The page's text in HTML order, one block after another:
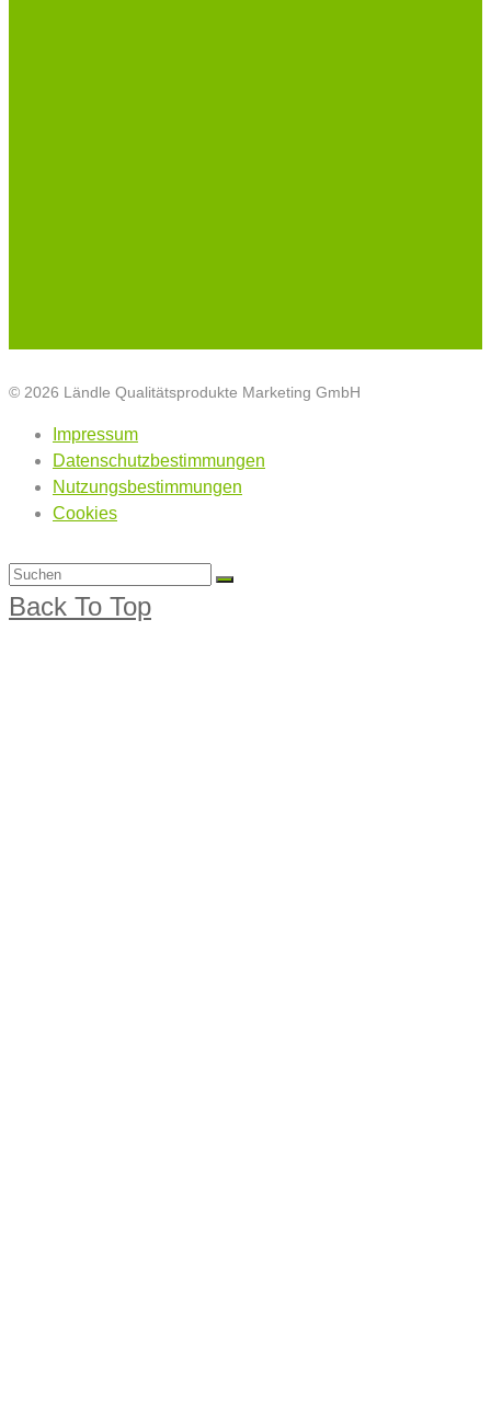
© 2026 Ländle Qualitätsprodukte Marketing GmbH
Impressum
Datenschutzbestimmungen
Nutzungsbestimmungen
Cookies
Back To Top